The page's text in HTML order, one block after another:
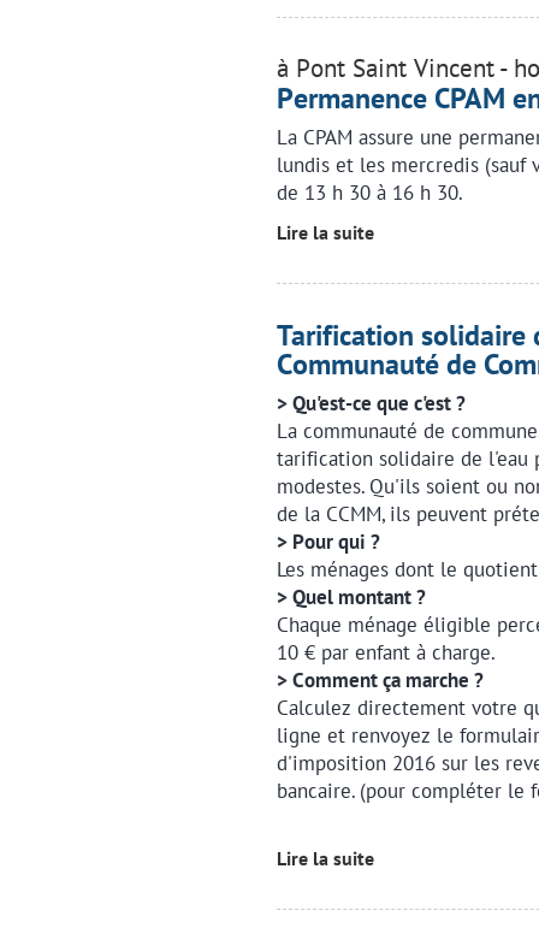
à Pont Saint Vincent -
Permanence CPAM
La CPAM assure une
lundis et les mercredis (sauf
de 13 h 30 à 16 h 30.
Lire la suite
Tarification solidaire
Communauté de
> Qu'est-ce que c'est ?
La communauté de
tarification solidaire de l'eau
modestes. Qu'ils soient ou
de la CCMM, ils peuvent
> Pour qui ?
Les ménages dont le
> Quel montant ?
Chaque ménage éligible
10 € par enfant à charge.
> Comment ça marche ?
Calculez directement votre
ligne et renvoyez le
d'imposition 2016 sur les
bancaire. (pour compléter le
Lire la suite